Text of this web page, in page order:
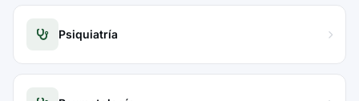
Psiquiatría